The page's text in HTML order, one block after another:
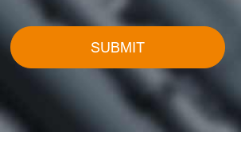
SUBMIT